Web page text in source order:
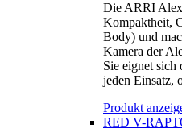
Die ARRI
Kompaktheit,
Body) und
Kamera der
Sie eignet
jeden Einsatz,
Produkt
RED V-